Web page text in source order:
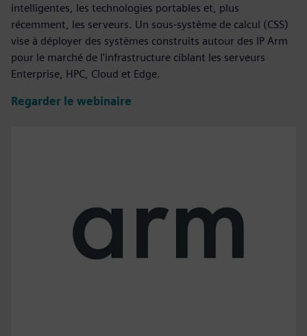
intelligentes, les technologies portables et, plus
récemment, les serveurs. Un sous-système de calcul (CSS)
vise à déployer des systèmes construits autour des IP Arm
pour le marché de l'infrastructure ciblant les serveurs
Enterprise, HPC, Cloud et Edge.
Regarder le webinaire